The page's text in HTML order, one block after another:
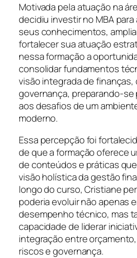
Motivada pela atuação na
decidiu investir no MBA
seus conhecimentos,
fortalecer sua atuação
nessa formação a
consolidar fundamentos
visão integrada de
governança, preparando-se
aos desafios de um
moderno.
Essa percepção foi
de que a formação oferece
de conteúdos e práticas
visão holística da gestão
longo do curso, Cristiane
poderia evoluir não apenas
desempenho técnico, mas
capacidade de liderar
integração entre
riscos e governança.